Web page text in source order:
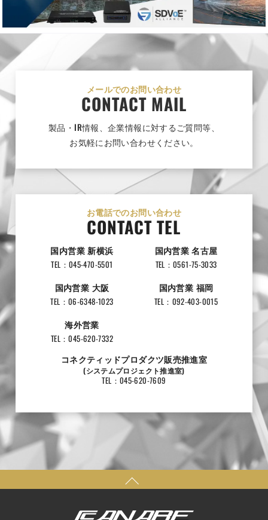
メールでのお問い合わせ
CONTACT MAIL
製品・IR情報、企業情報に対するご質問等、
お気軽にお問い合わせください。
お電話でのお問い合わせ
CONTACT TEL
国内営業 新横浜
TEL：045-470-5501
国内営業 名古屋
TEL：0561-75-3033
国内営業 大阪
TEL：06-6348-1023
国内営業 福岡
TEL：092-403-0015
海外営業
TEL：045-620-7332
コネクティッドプロダクツ販売推進室
(システムプロジェクト推進室)
TEL：045-620-7609